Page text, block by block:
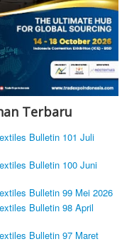
Terbaru
Bulletin 101 Juli
Bulletin 100 Juni
Bulletin 99 Mei 2026
Bulletin 98 April
Bulletin 97 Maret